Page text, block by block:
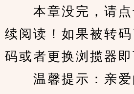
本章没完，请点
续阅读！如果被转
码或者更换浏揽器即
温馨提示：亲爱